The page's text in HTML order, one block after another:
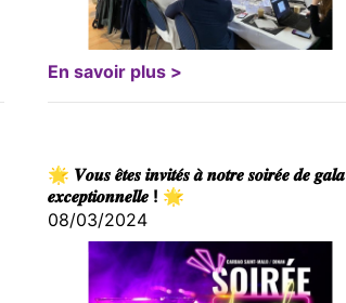
En savoir plus >
🌟 𝑽𝒐𝒖𝒔 𝒆̂𝒕𝒆𝒔 𝒊𝒏𝒗𝒊𝒕𝒆́𝒔 𝒂̀ 𝒏𝒐𝒕𝒓𝒆 𝒔𝒐𝒊𝒓𝒆́𝒆 𝒅𝒆 𝒈𝒂𝒍𝒂
𝒆𝒙𝒄𝒆𝒑𝒕𝒊𝒐𝒏𝒏𝒆𝒍𝒍𝒆 ! 🌟
08/03/2024